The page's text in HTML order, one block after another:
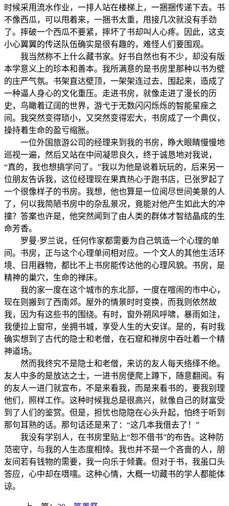
时候采用流水作业，一排人站在楼梯上，一捆捆传递下去。书
不像西瓜，可以甩着来，一捆书太重，甩接几次就没有手劲
了。摔破一个西瓜不要紧，摔坏了书却叫人心疼。因此，这支
小心翼翼的传送队伍确实是很有趣的，难怪人们要围观。
我当然称不上什么藏书家。好书自然也有不少，却没有版
本学意义上的珍本和善本。我所满意的是书房里那种以书为壁
的庄严气氛。书架直达壁顶，一架架连过去、围起来，造成了
一种逼人身心的文化重压。走进书房，就像走进了漫长的历
史，鸟瞰着辽阔的世界，游弋于无数闪闪烁烁的智能星痤之
间。我突然变得琐小，又突然变得宏大，书房成了一个典仪，
操持着生命的盈亏缩胀。
一位外国旅游公司的经理来到我的书房，睁大眼睛慢慢地
巡视一遍，然后又站在中间凝思良久，终于诚恳地对我说，
“真的，我也想搞学问了。”我以为他是说着玩玩的，后来另一
位朋友告诉我，这位经理现在果真热心于跑书店，已张罗起了
一个很像样子的书房。我想，他也算是一位阅尽世间美景的人
了，何以我简陋书房中的杂乱景况，竟能对他产生如此大的冲
撞？答案也许是，他突然闻到了由人类的群体才智结晶成的生
命芳香。
罗曼·罗兰说，任何作家都需要为自己筑造一个心理的单
间。书房，正与这个心理单间相对应。一个文人的其他生活环
境、日用器物，都比不上书房能传达他的心理风貌。书房，是
精神的巢穴，生命的禅床。
我的家一度在这个城市的东北部，一度在喧闹的市中心，
现在则搬到了西南郊。屋外的情景时时变换，而我则依然故
我，因为有这些书的围绕。有时，窗外朔风呼啸，暴雨如注，
我便拉上窗帘，坐拥书城，享受人生的大安详。是的，有时我
确实想到了古代的隐士和老僧，在石窟和禅房中吞吐着一个精
神道场。
然而我终究不是隐士和老僧，来访的友人每天络绎不绝。
友人中多的是放达之士，一进书房便爬上蹲下，随意翻阅。有
的友人一进门就宣布，不是来看我，而是来看书的，要我别理
他们，照样工作。这种时候我总是很高兴，就像自己的财富受
到了人们的鉴赏。但是，担忧也隐隐在心头升起，怕终于听到
那句耳熟的话。那句话还是来了：“这几本我借去了！”
我没有学别人，在书房里贴上“恕不借书”的布告。这种防
范密守，与我的人生态度相悻。我也并不是一个吝啬的人，朋
友间若有钱物的需要，我一向乐于倾囊。但对于书，我虽口头
答应，心中却在嗫嚅。这种心情，大概一切藏书的学人都能体
谅。